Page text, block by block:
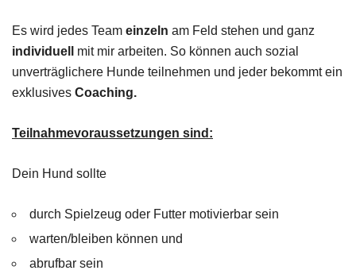
Es wird jedes Team einzeln am Feld stehen und ganz
individuell
mit mir arbeiten. So können auch sozial
unverträglichere Hunde teilnehmen und jeder bekommt ein
exklusives Coaching.
Teilnahmevoraussetzungen sind:
Dein Hund sollte
durch Spielzeug oder Futter motivierbar sein
warten/bleiben können und
abrufbar sein